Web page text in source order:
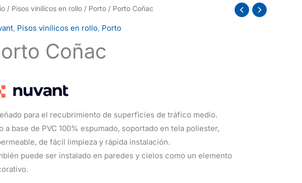
/ Pisos vinílicos en rollo / Porto / Porto Coñac
, Pisos vinílicos en rollo, Porto
Coñac
para el recubrimiento de superficies de tráfico medio.
a base de PVC 100% espumado, soportado en tela poliester,
de fácil limpieza y rápida instalación.
puede ser instalado en paredes y cielos como un elemento